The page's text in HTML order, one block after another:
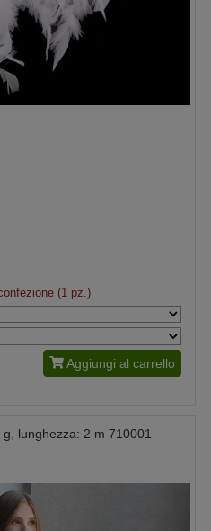
(1 pz.)
Aggiungi al carrello
lunghezza: 2 m 710001